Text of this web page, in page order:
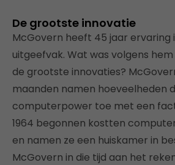
De grootste innovatie
McGovern heeft 45 jaar
uitgeefvak. Wat was volgens
de grootste innovaties?
maanden namen hoeveelheden
computerpower toe met een
1964 begonnen kostten
en namen ze een huiskamer in
McGovern in die tijd aan het